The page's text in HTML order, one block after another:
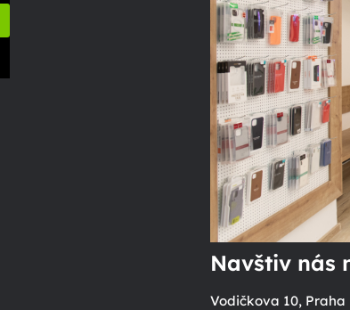
Navštiv nás
Vodičkova 10, Praha